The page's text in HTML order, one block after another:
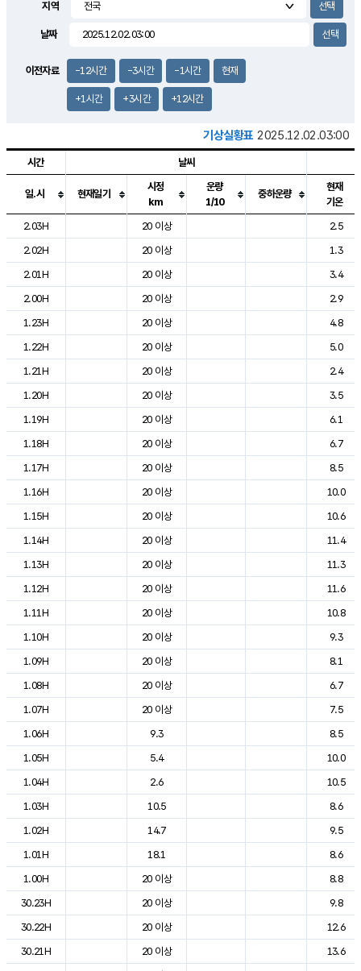
2.0m/s
지역
날짜
이전자료 -12시간 -3시간 -1시간 현재
+1시간 +3시간 +12시간
기상실황표 2025.12.02.03:00
도시별 기상실황표로 지점, 날씨, 기온, 강수, 바람, 기압등을 안내한 표입
시간 날씨
일.시 현재일기
시정
km
운량
1/10
중하운량
현재
기온
2.03H
20 이상
2.5
2.02H
20 이상
1.3
2.01H
20 이상
3.4
2.00H
20 이상
2.9
1.23H
20 이상
4.8
1.22H
20 이상
5.0
1.21H
20 이상
2.4
1.20H
20 이상
3.5
1.19H
20 이상
6.1
1.18H
20 이상
6.7
1.17H
20 이상
8.5
1.16H
20 이상
10.0
1.15H
20 이상
10.6
1.14H
20 이상
11.4
1.13H
20 이상
11.3
1.12H
20 이상
11.6
1.11H
20 이상
10.8
1.10H
20 이상
9.3
1.09H
20 이상
8.1
1.08H
20 이상
6.7
1.07H
20 이상
7.5
1.06H
9.3
8.5
1.05H
5.4
10.0
1.04H
2.6
10.5
1.03H
10.5
8.6
1.02H
14.7
9.5
1.01H
18.1
8.6
1.00H
20 이상
8.8
30.23H
20 이상
9.8
30.22H
20 이상
12.6
30.21H
20 이상
13.6